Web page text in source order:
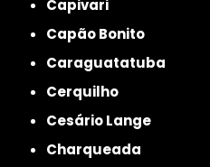
Capivari
Capão Bonito
Caraguatatuba
Cerquilho
Cesário Lange
Charqueada